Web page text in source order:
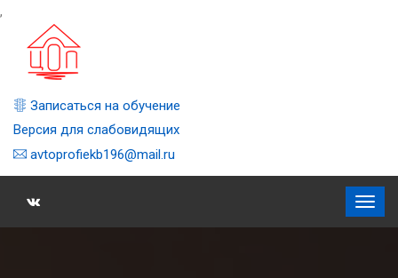
,
Записаться на обучение
Версия для слабовидящих
avtoprofiekb196@mail.ru